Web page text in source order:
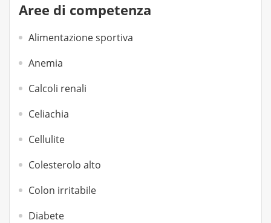
Aree di competenza
Alimentazione sportiva
Anemia
Calcoli renali
Celiachia
Cellulite
Colesterolo alto
Colon irritabile
Diabete